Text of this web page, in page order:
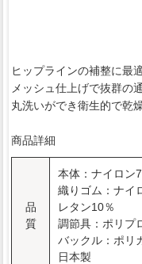
ヒップラインの補整に最
メッシュ仕上げで抜群の
丸洗いができ衛生的で乾
商品詳細
品
質
本体：ナイロン
織りゴム：ナイ
レタン10％
調節具：ポリプ
バックル：ポリ
日本製